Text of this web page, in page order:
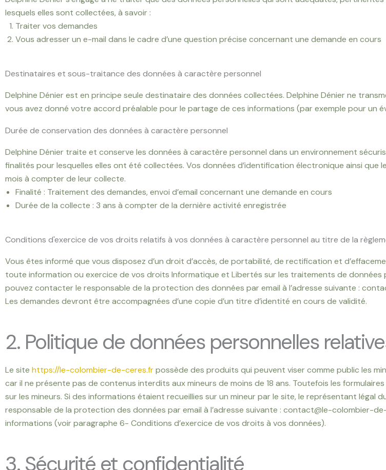
lesquels elles sont collectées, à savoir :
Traiter vos demandes
Vous adresser un e-mail dans le cadre d’une question précise concernant une demande en cours
Destinataires et sous-traitance des données à caractère personnel
Delphine Dénier est en principe seule destinataire des données collectées. Delphine Dénier ne
vous avez donné votre accord préalable pour le partage de ces informations (par exemple pour un
Durée de conservation des données à caractère personnel
Delphine Dénier traite et conserve les données à caractère personnel dans un environnement
finalités pour lesquelles elles ont été collectées. Vos données d’identification électronique ainsi que
mois à compter de leur collecte.
Finalité : Traitement des demandes, envoi d’email concernant une demande en cours
Durée de la collecte : 3 ans à compter de la dernière activité enregistrée
Conditions d'exercice de vos droits relatifs à vos données à caractère personnel au titre de la
Vous êtes informé que vous disposez d’un droit d’accès, de portabilité, de rectification et
toute information ou exercice de vos droits Informatique et Libertés sur les traitements de données
pouvez contacter le responsable de la protection des données par email à l’adresse suivante :
Les demandes devront être accompagnées d’une copie d’un titre d’identité en cours de validité.
2. Politique de données personnelles
Le site https://le-colombier-de-ceres.frpossède des produits qui peuvent viser comme public les
car il ne présente pas de contenus interdits aux mineurs de moins de 18 ans. Toutefois les
sur les mineurs. Si des informations étaient recueillies sur un mineur par le site, le représentant légal
responsable de la protection des données par email à l’adresse suivante : contact@le-colombier-
informations (voir paragraphe 6- Conditions d’exercice de vos droits à vos données).
3. Sécurité et confidentialité